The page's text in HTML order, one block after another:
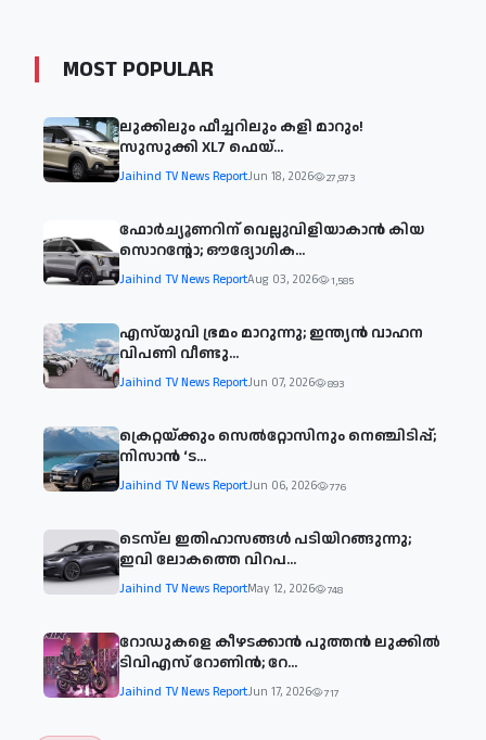
MOST POPULAR
ലുക്കിലും ഫീച്ചറിലും കളി മാറും!
സുസുക്കി XL7 ഫെയ്‌...
Jaihind TV News ReportJun 18, 2026 27,973
ഫോർച്യൂണറിന് വെല്ലുവിളിയാകാൻ കിയ
സൊറന്റോ; ഔദ്യോഗിക...
Jaihind TV News ReportAug 03, 2026 1,585
എസ്‌യുവി ഭ്രമം മാറുന്നു; ഇന്ത്യൻ വാഹന
വിപണി വീണ്ടു...
Jaihind TV News ReportJun 07, 2026 893
ക്രെറ്റയ്ക്കും സെൽറ്റോസിനും നെഞ്ചിടിപ്പ്;
നിസാൻ ‘ട...
Jaihind TV News ReportJun 06, 2026 776
ടെസ്‌ല ഇതിഹാസങ്ങൾ പടിയിറങ്ങുന്നു;
ഇവി ലോകത്തെ വിറപ...
Jaihind TV News ReportMay 12, 2026 748
റോഡുകളെ കീഴടക്കാൻ പുത്തൻ ലുക്കിൽ
ടിവിഎസ് റോണിൻ; റേ...
Jaihind TV News ReportJun 17, 2026 717